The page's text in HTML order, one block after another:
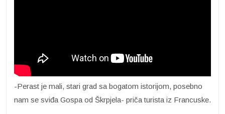
-Perast je mali, stari grad sa bogatom istorijom, posebno
nam se sviđa Gospa od Škrpjela- priča turista iz Francuske.